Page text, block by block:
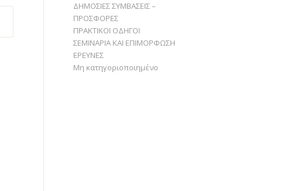
ΔΗΜΟΣΙΕΣ ΣΥΜΒΑΣΕΙΣ –
ΠΡΟΣΦΟΡΕΣ
ΠΡΑΚΤΙΚΟΙ ΟΔΗΓΟΙ
ΣΕΜΙΝΑΡΙΑ ΚΑΙ ΕΠΙΜΟΡΦΩΣΗ
ΕΡΕΥΝΕΣ
Μη κατηγοριοποιημένο